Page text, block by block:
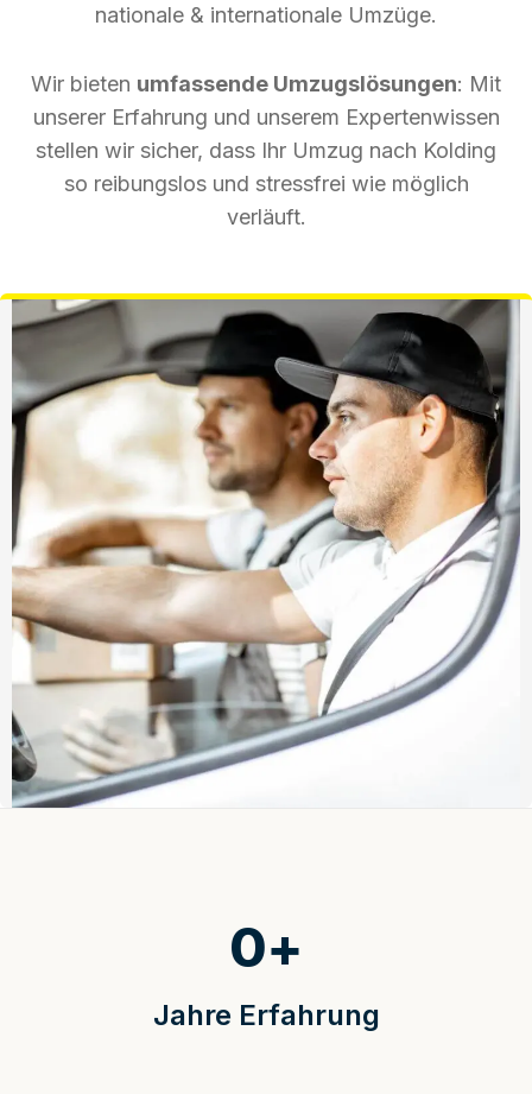
nationale & internationale Umzüge.
Wir bieten umfassende Umzugslösungen: Mit
unserer Erfahrung und unserem Expertenwissen
stellen wir sicher, dass Ihr Umzug nach Kolding
so reibungslos und stressfrei wie möglich
verläuft.
Jahre Erfahrung
0+